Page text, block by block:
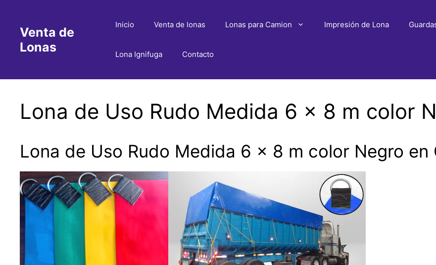
contenidoVenta de
Lonas
Inicio Venta de lonas Lonas para Camion Impresión de Lona
Lona Ignifuga Contacto
Lona de Uso Rudo Medida 6 x 8 m color
Lona de Uso Rudo Medida 6 x 8 m color Negro en